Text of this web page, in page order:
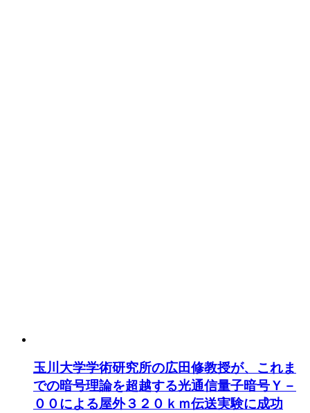
玉川大学学術研究所の広田修教授が、これま
での暗号理論を超越する光通信量子暗号Ｙ－
００による屋外３２０ｋｍ伝送実験に成功